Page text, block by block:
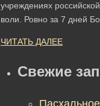
учреждениях
воли. Ровно за 7 дней
ЧИТАТЬ ДАЛЕЕ
Свежие